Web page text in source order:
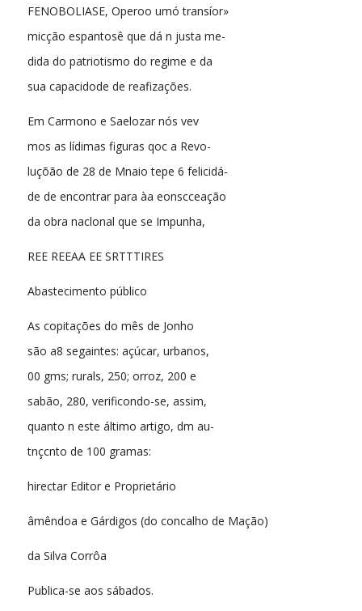
FENOBOLIASE, Operoo umó transíor»
micção espantosê que dá n justa me-
dida do patriotismo do regime e da
sua capacidode de reafizações.
Em Carmono e Saelozar nós vev
mos as lídimas figuras qoc a Revo-
luçõão de 28 de Mnaio tepe 6 felicidá-
de de encontrar para àa eonscceação
da obra naclonal que se Impunha,
REE REEAA EE SRTTTIRES
Abastecimento público
As copitações do mês de Jonho
são a8 segaintes: açúcar, urbanos,
00 gms; rurals, 250; orroz, 200 e
sabão, 280, verificondo-se, assim,
quanto n este áltimo artigo, dm au-
tnçcnto de 100 gramas:
hirectar Editor e Proprietário
âmêndoa e Gárdigos (do concalho de Mação)
da Silva Corrôa
Publica-se aos sábados.